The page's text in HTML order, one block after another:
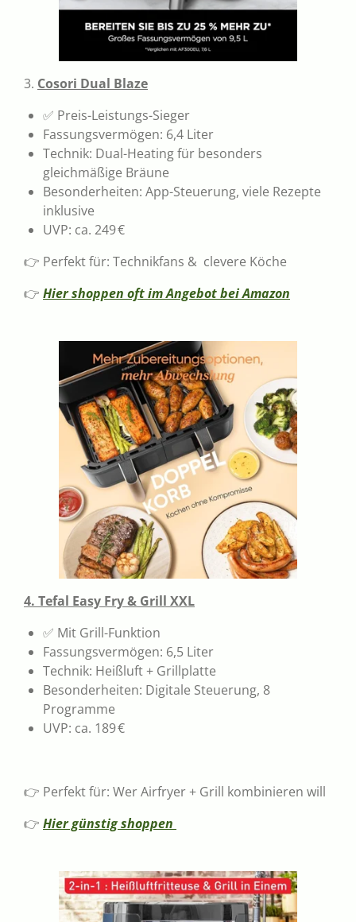
3. Cosori Dual Blaze
✅ Preis-Leistungs-Sieger
Fassungsvermögen: 6,4 Liter
Technik: Dual-Heating für besonders
gleichmäßige Bräune
Besonderheiten: App-Steuerung, viele Rezepte
inklusive
UVP: ca. 249 €
👉 Perfekt für: Technikfans & clevere Köche
👉 Hier shoppen oft im Angebot bei Amazon
4. Tefal Easy Fry & Grill XXL
✅ Mit Grill-Funktion
Fassungsvermögen: 6,5 Liter
Technik: Heißluft + Grillplatte
Besonderheiten: Digitale Steuerung, 8
Programme
UVP: ca. 189 €
👉 Perfekt für: Wer Airfryer + Grill kombinieren will
👉 Hier günstig shoppen